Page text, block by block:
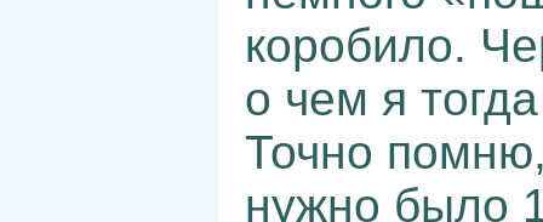
коробило.
о чем я
Точно
нужно было